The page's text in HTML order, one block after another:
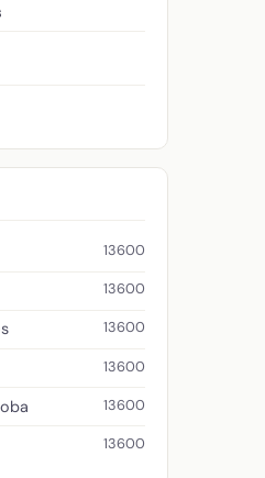
13600
13600
13600
13600
13600
13600